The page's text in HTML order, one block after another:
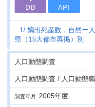
DB API
1 嫡出死産数，自然ー
県（15大都市再掲）別
人口動態調査
人口動態調査 / 人口動態
調査年月 2005年度